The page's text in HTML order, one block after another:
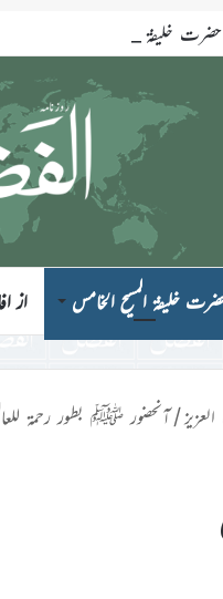
المسیح الخامس ایّدہ اللہ تعالیٰ بنصرہ
خلیفۃ المسیح الخامس از
/آنحضور ﷺ بطور رحمۃ